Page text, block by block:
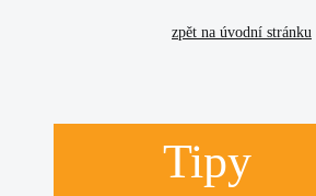
zpět na úvodní stránku
Tipy